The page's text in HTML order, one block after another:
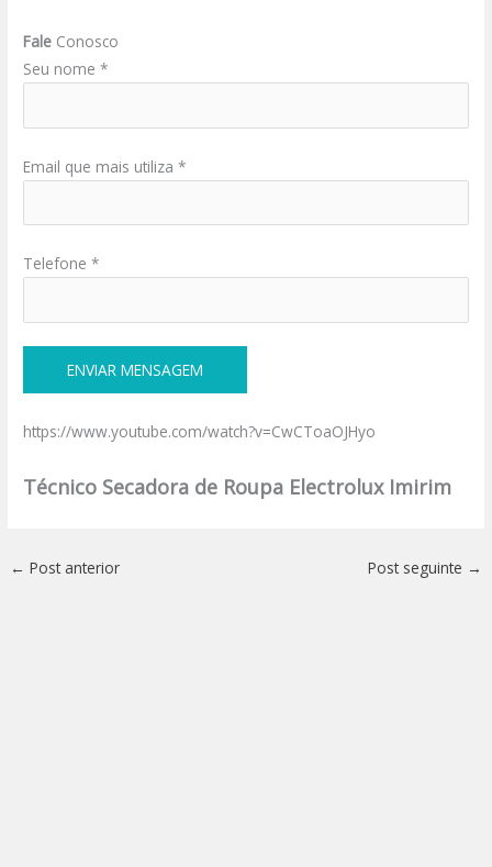
Fale Conosco
Seu nome *
Email que mais utiliza *
Telefone *
https://www.youtube.com/watch?v=CwCToaOJHyo
Técnico Secadora de Roupa Electrolux Imirim
← Post anterior Post seguinte →